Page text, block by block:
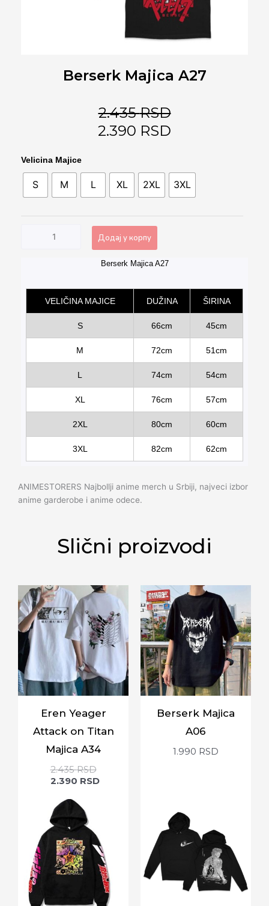
Berserk Majica A27
2.435RSD
2.390 RSD
Velicina Majice
S M L XL 2XL 3XL
Berserk
Majica
A27
количина
Додај у корпу
Berserk Majica A27
VELIČINA MAJICE DUŽINA ŠIRINA
S 66cm 45cm
M 72cm 51cm
L 74cm 54cm
XL 76cm 57cm
2XL 80cm 60cm
3XL 82cm 62cm
ANIMESTORERS Najbollji anime merch u Srbiji, najveci izbor
anime garderobe i anime odece.
Slični proizvodi
Eren Yeager
Attack on Titan
Majica A34
2.435RSD
2.390 RSD
Berserk Majica
A06
1.990 RSD